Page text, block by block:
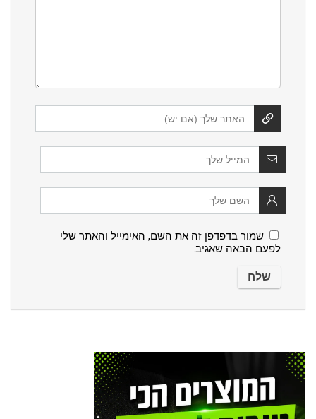
שמור בדפדפן זה את השם, האימייל והאתר שלי
לפעם הבאה שאגיב.